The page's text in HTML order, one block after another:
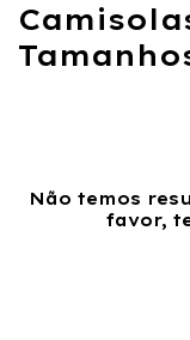
Não temos
favor,